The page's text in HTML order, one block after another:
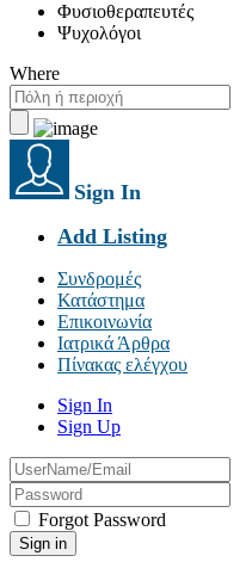
Φυσιοθεραπευτές
Ψυχολόγοι
Where
Sign In
Add Listing
Συνδρομές
Κατάστημα
Επικοινωνία
Ιατρικά Άρθρα
Πίνακας ελέγχου
Sign In
Sign Up
Forgot Password